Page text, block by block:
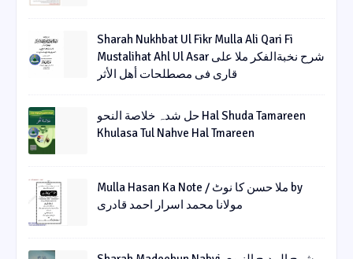
Sharah Nukhbat Ul Fikr Mulla Ali Qari Fi
Mustalihat Ahl Ul Asar شرح نخبةالفکر ملا علی
قاری فی مصطلحات أھل الأثر
حل شدہ خلاصة النحو Hal Shuda Tamareen
Khulasa Tul Nahve Hal Tmareen
Mulla Hasan Ka Note / ملا حسن کا نوٹ by
مولانا محمد اسرار احمد قادری